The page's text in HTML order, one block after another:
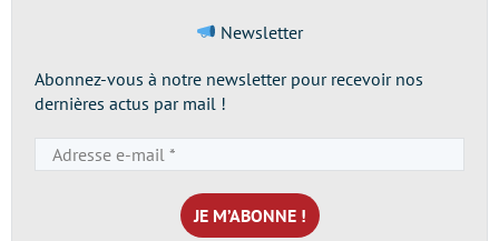
Newsletter
Abonnez-vous à notre newsletter pour recevoir nos
dernières actus par mail !
e-
mail
*